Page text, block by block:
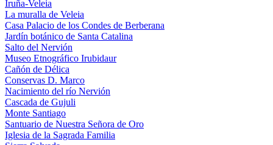
Iruña-Veleia
La muralla de Veleia
Casa Palacio de los Condes de Berberana
Jardín botánico de Santa Catalina
Salto del Nervión
Museo Etnográfico Irubidaur
Cañón de Délica
Conservas D. Marco
Nacimiento del río Nervión
Cascada de Gujuli
Monte Santiago
Santuario de Nuestra Señora de Oro
Iglesia de la Sagrada Familia